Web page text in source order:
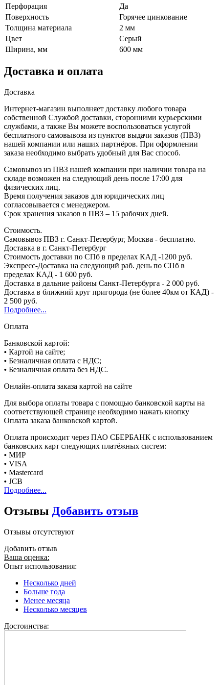
Перфорация
Да
Поверхность
Горячее цинкование
Толщина материала
2 мм
Цвет
Серый
Ширина, мм
600 мм
Доставка и оплата
Доставка
Интернет-магазин выполняет доставку любого товара
собственной Службой доставки, сторонними курьерскими
службами, а также Вы можете воспользоваться услугой
бесплатного самовывоза из пунктов выдачи заказов (ПВЗ)
нашей компании или наших партнёров. При оформлении
заказа необходимо выбрать удобный для Вас способ.
Самовывоз из ПВЗ нашей компании при наличии товара на
складе возможен на следующий день после 17:00 для
физических лиц.
Время получения заказов для юридических лиц
согласовывается с менеджером.
Срок хранения заказов в ПВЗ – 15 рабочих дней.
Стоимость.
Самовывоз ПВЗ г. Санкт-Петербург, Москва - бесплатно.
Доставка в г. Санкт-Петербург
Стоимость доставки по СПб в пределах КАД -1200 руб.
Экспресс-Доставка на следующий раб. день по СПб в
пределах КАД - 1 600 руб.
Доставка в дальние районы Санкт-Петербурга - 2 000 руб.
Доставка в ближний круг пригорода (не более 40км от КАД) -
2 500 руб.
Подробнее...
Оплата
Банковской картой:
• Картой на сайте;
• Безналичная оплата с НДС;
• Безналичная оплата без НДС.
Онлайн-оплата заказа картой на сайте
Для выбора оплаты товара с помощью банковской карты на
соответствующей странице необходимо нажать кнопку
Оплата заказа банковской картой.
Оплата происходит через ПАО СБЕРБАНК с использованием
банковских карт следующих платёжных систем:
• МИР
• VISA
• Mastercard
• JCB
Подробнее...
Отзывы Добавить отзыв
Отзывы отсутствуют
Добавить отзыв
Ваша оценка:
Опыт использования:
Несколько дней
Больше года
Менее месяца
Несколько месяцев
Достоинства: